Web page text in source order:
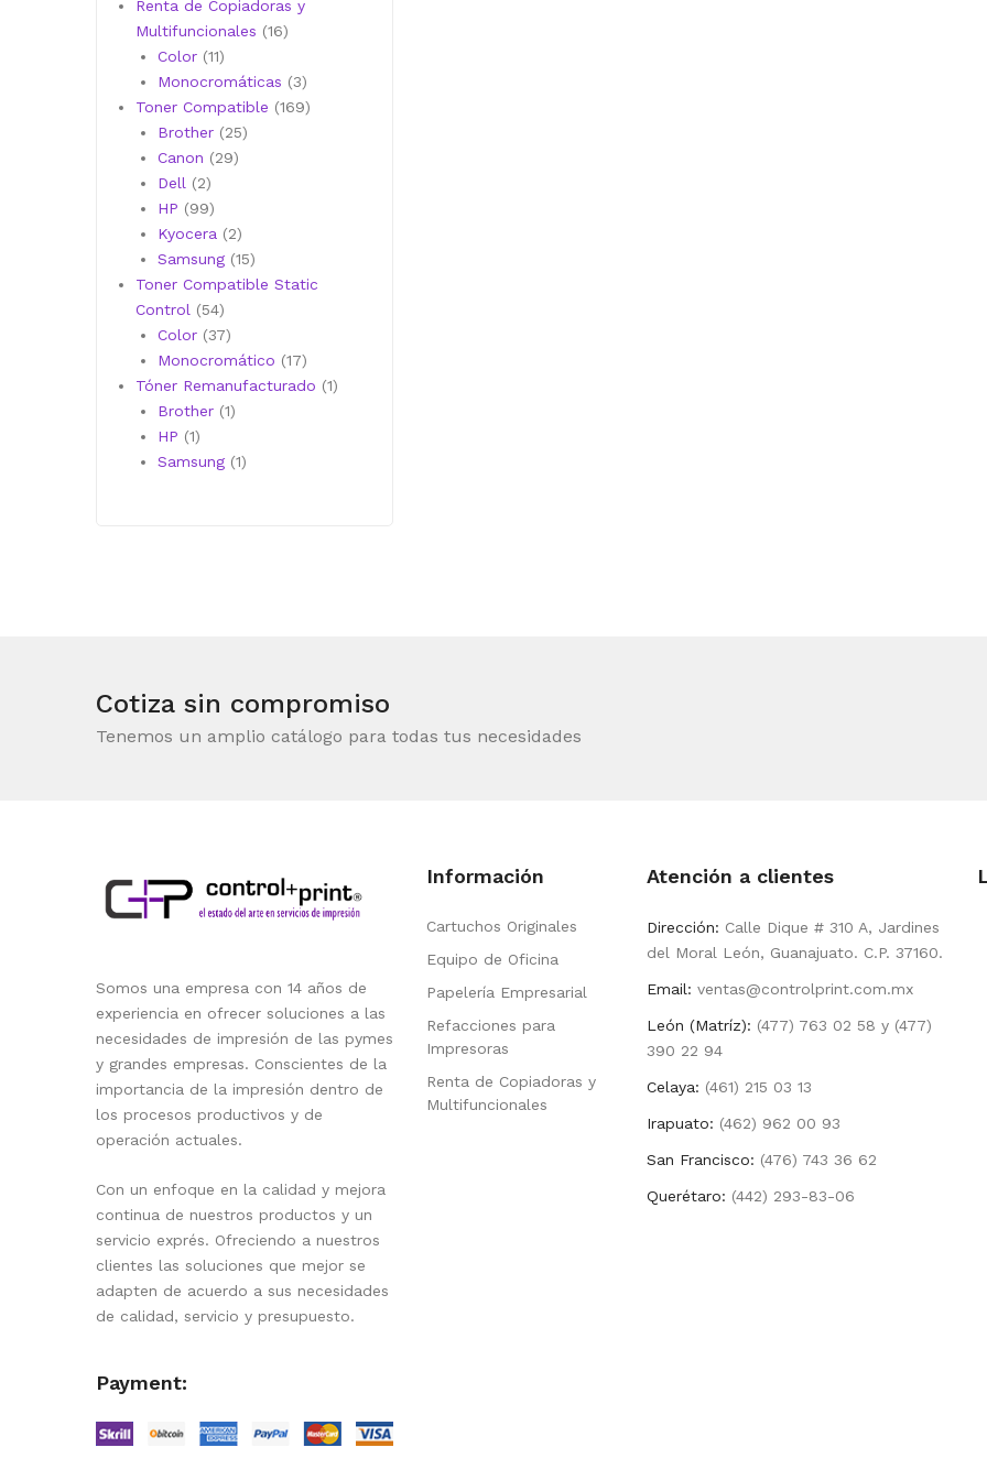
Renta de Copiadoras y
Multifuncionales
1616
Color 1111
productos
Monocromáticas 33
productos
Toner Compatible 169169
Brother 2525
Canon 2929
Dell 22
productos
HP 9999
productos
Kyocera 22
productos
Samsung 1515
productos
Toner Compatible Static
Control
5454
productos
Color 3737
productos
Monocromático 1717
productos
Tóner Remanufacturado 11
Brother 11
HP 11
producto
Samsung 11
Cotiza sin compromiso
Tenemos un amplio catálogo para todas tus necesidades
Somos una empresa con 14 años de
experiencia en ofrecer soluciones a las
necesidades de impresión de las pymes
y grandes empresas. Conscientes de la
importancia de la impresión dentro de
los procesos productivos y de
operación actuales.
Con un enfoque en la calidad y mejora
continua de nuestros productos y un
servicio exprés. Ofreciendo a nuestros
clientes las soluciones que mejor se
adapten de acuerdo a sus necesidades
de calidad, servicio y presupuesto.
Payment:
Información
Cartuchos Originales
Equipo de Oficina
Papelería Empresarial
Refacciones para
Impresoras
Renta de Copiadoras y
Multifuncionales
Atención a clientes
Dirección: Calle Dique # 310 A, Jardines
del Moral León, Guanajuato. C.P. 37160.
Email: ventas@controlprint.com.mx
León (Matríz): (477) 763 02 58 y (477)
390 22 94
Celaya: (461) 215 03 13
Irapuato: (462) 962 00 93
San Francisco: (476) 743 36 62
Querétaro: (442) 293-83-06